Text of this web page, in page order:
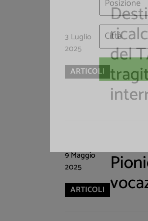
3 Luglio
2025
ARTICOLI
del
9 Maggio
2025
ARTICOLI